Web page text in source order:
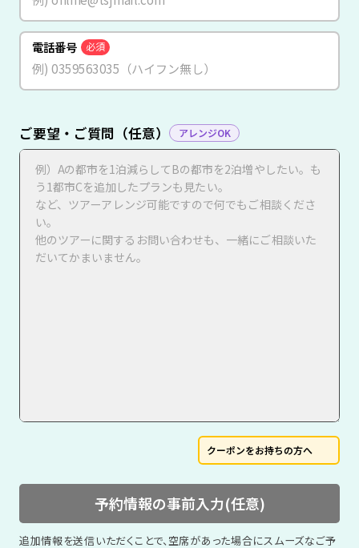
電話番号 必須
ご要望・ご質問（任意） アレンジOK
クーポンをお持ちの方へ
予約情報の事前入力(任意)
追加情報を送信いただくことで、空席があった場合にスムーズなご予